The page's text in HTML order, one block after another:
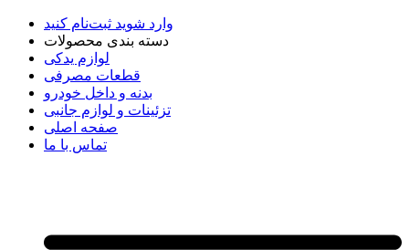
وارد شوید ثبت‌نام کنید
دسته بندی محصولات
لوازم یدکی
قطعات مصرفی
بدنه و داخل خودرو
تزئینات و لوازم جانبی
صفحه اصلی
تماس با ما